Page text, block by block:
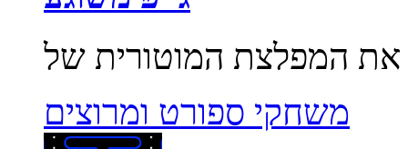
משחקי ספורט ומרוצים